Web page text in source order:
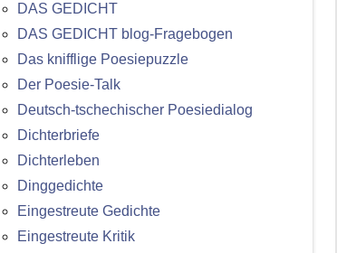
DAS GEDICHT
DAS GEDICHT blog-Fragebogen
Das knifflige Poesiepuzzle
Der Poesie-Talk
Deutsch-tschechischer Poesiedialog
Dichterbriefe
Dichterleben
Dinggedichte
Eingestreute Gedichte
Eingestreute Kritik